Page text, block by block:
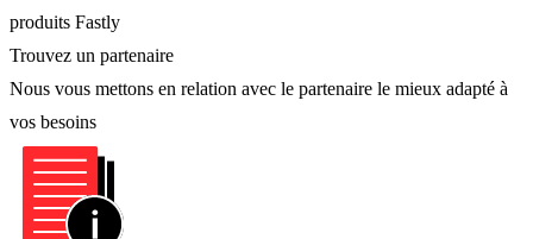
produits Fastly
Trouvez un partenaire
Nous vous mettons en relation avec le partenaire le mieux adapté à
vos besoins